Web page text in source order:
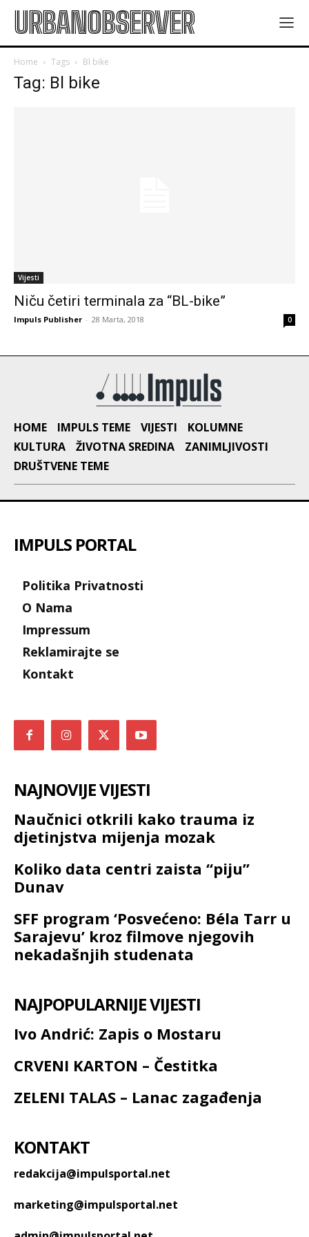
URBANOBSERVER
Home Tags Bl bike
Tag: Bl bike
Vijesti
Niču četiri terminala za “BL-bike”
Impuls Publisher - 28 Marta, 2018 0
HOME IMPULS TEME VIJESTI
KOLUMNE
KULTURA
ŽIVOTNA SREDINA
ZANIMLJIVOSTI
DRUŠTVENE TEME
IMPULS PORTAL
Politika Privatnosti
O Nama
Impressum
Reklamirajte se
Kontakt
NAJNOVIJE VIJESTI
Naučnici otkrili kako trauma iz
djetinjstva mijenja mozak
Koliko data centri zaista “piju”
Dunav
SFF program ‘Posvećeno: Béla Tarr u
Sarajevu’ kroz filmove njegovih
nekadašnjih studenata
NAJPOPULARNIJE VIJESTI
Ivo Andrić: Zapis o Mostaru
CRVENI KARTON – Čestitka
ZELENI TALAS – Lanac zagađenja
KONTAKT
redakcija@impulsportal.net
marketing@impulsportal.net